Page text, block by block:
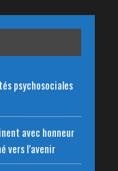
psychosociales
avec honneur
vers l’avenir